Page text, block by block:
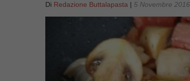
Di Redazione Buttalapasta | 5 Novembre 2016